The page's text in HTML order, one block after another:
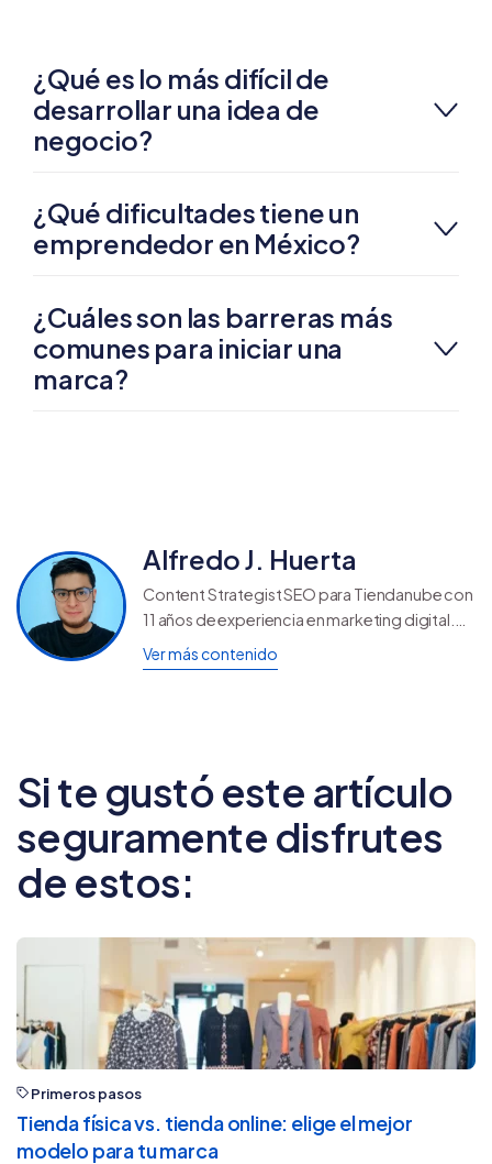
¿Qué es lo más difícil de
desarrollar una idea de
negocio?
¿Qué dificultades tiene un
emprendedor en México?
¿Cuáles son las barreras más
comunes para iniciar una
marca?
Alfredo J. Huerta
Content Strategist SEO para Tiendanube con
11 años de experiencia en marketing digital.
Fan de los deportes, heavy metal, perritos,
videojuegos y geek.
Ver más contenido
Si te gustó este artículo
seguramente disfrutes
de estos:
Primeros pasos
Tienda física vs. tienda online: elige el mejor
modelo para tu marca